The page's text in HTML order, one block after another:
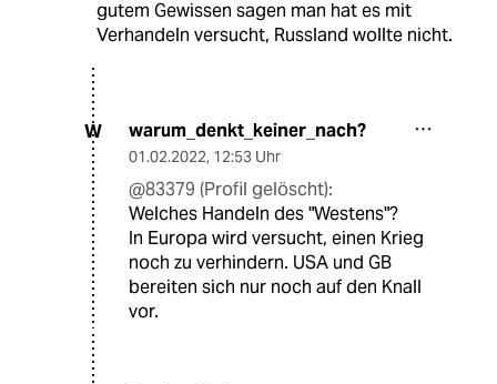
gutem Gewissen sagen man hat es mit
Verhandeln versucht, Russland wollte nicht.
W warum_denkt_keiner_nach?
01.02.2022, 12:53 Uhr
@83379 (Profil gelöscht):
Welches Handeln des "Westens"?
In Europa wird versucht, einen Krieg
noch zu verhindern. USA und GB
bereiten sich nur noch auf den Knall
vor.